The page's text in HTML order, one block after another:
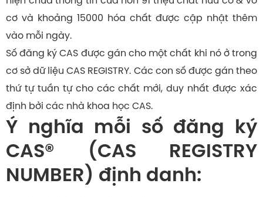
cơ và khoảng 15000 hóa chất được cập nhật thêm
vào mỗi ngày.
Số đăng ký CAS được gán cho một chất khi nó ở trong
cơ sở dữ liệu CAS REGISTRY. Các con số được gán theo
thứ tự tuần tự cho các chất mới, duy nhất được xác
định bởi các nhà khoa học CAS.
Ý nghĩa mỗi số đăng ký
CAS® (CAS REGISTRY
NUMBER) định danh: